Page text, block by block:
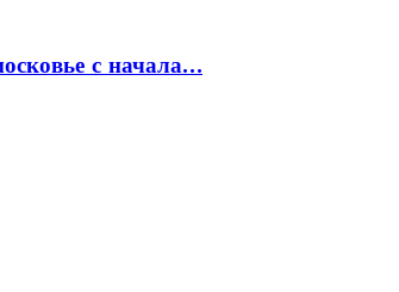
с начала…